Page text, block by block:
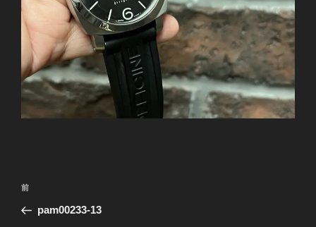
投
ナ
前
の
前
pam00233-13